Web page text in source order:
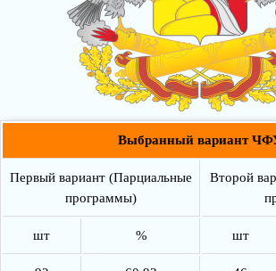
Выбранный вариант
Первый вариант (Парциальные
программы)
Второй
шт % шт